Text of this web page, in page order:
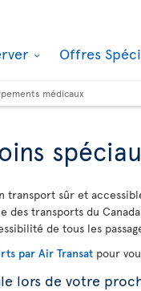
Offres
médicaux
transport sûr et
transports du
de tous les
par Air Transat pour
lors de votre